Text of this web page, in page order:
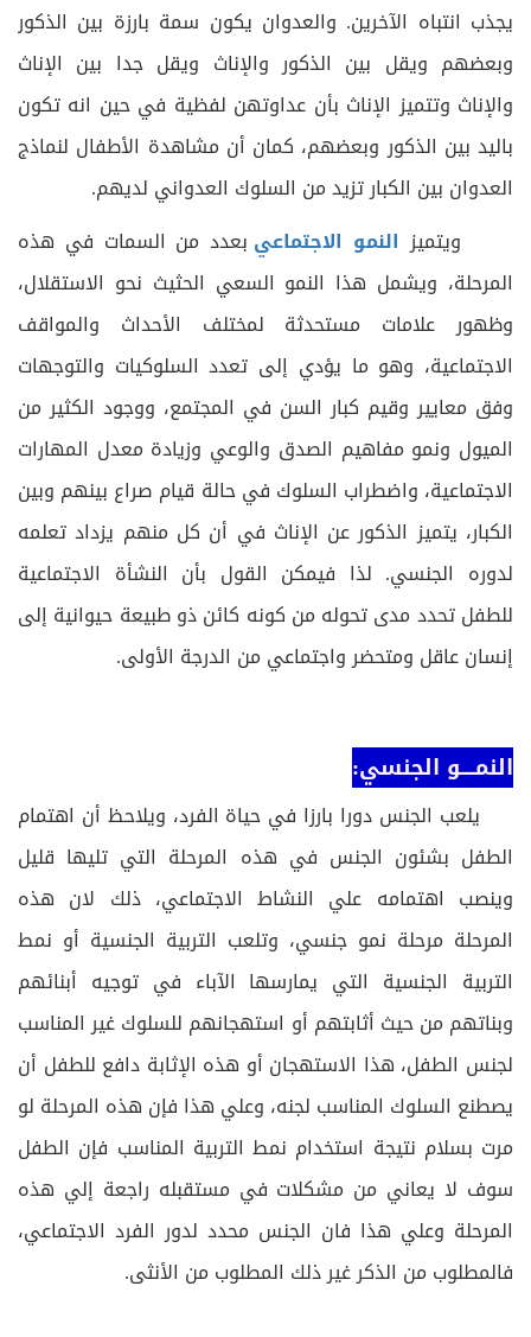
يجذب انتباه الآخرين. والعدوان يكون سمة بارزة بين الذكور
وبعضهم ويقل بين الذكور والإناث ويقل جدا بين الإناث
والإناث وتتميز الإناث بأن عداوتهن لفظية في حين انه تكون
باليد بين الذكور وبعضهم، كمان أن مشاهدة الأطفال لنماذج
العدوان بين الكبار تزيد من السلوك العدواني لديهم.
ويتميز النمو الاجتماعي بعدد من السمات في هذه
المرحلة، ويشمل هذا النمو السعي الحثيث نحو الاستقلال،
وظهور علامات مستحدثة لمختلف الأحداث والمواقف
الاجتماعية، وهو ما يؤدي إلى تعدد السلوكيات والتوجهات
وفق معايير وقيم كبار السن في المجتمع، ووجود الكثير من
الميول ونمو مفاهيم الصدق والوعي وزيادة معدل المهارات
الاجتماعية، واضطراب السلوك في حالة قيام صراع بينهم وبين
الكبار، يتميز الذكور عن الإناث في أن كل منهم يزداد تعلمه
لدوره الجنسي. لذا فيمكن القول بأن النشأة الاجتماعية
للطفل تحدد مدى تحوله من كونه كائن ذو طبيعة حيوانية إلى
إنسان عاقل ومتحضر واجتماعي من الدرجة الأولى.
النمــــو الجنسي:
يلعب الجنس دورا بارزا في حياة الفرد، ويلاحظ أن اهتمام
الطفل بشئون الجنس في هذه المرحلة التي تليها قليل
وينصب اهتمامه علي النشاط الاجتماعي، ذلك لان هذه
المرحلة مرحلة نمو جنسي، وتلعب التربية الجنسية أو نمط
التربية الجنسية التي يمارسها الآباء في توجيه أبنائهم
وبناتهم من حيث أثابتهم أو استهجانهم للسلوك غير المناسب
لجنس الطفل، هذا الاستهجان أو هذه الإثابة دافع للطفل أن
يصطنع السلوك المناسب لجنه، وعلي هذا فإن هذه المرحلة لو
مرت بسلام نتيجة استخدام نمط التربية المناسب فإن الطفل
سوف لا يعاني من مشكلات في مستقبله راجعة إلي هذه
المرحلة وعلي هذا فان الجنس محدد لدور الفرد الاجتماعي،
فالمطلوب من الذكر غير ذلك المطلوب من الأنثى.